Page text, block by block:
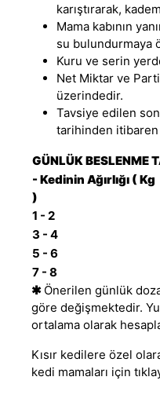
karıştırarak,
Mama kabının
su bulundurmaya
Kuru ve serin
Net Miktar ve Parti
üzerindedir.
Tavsiye edilen
tarihinden itibaren
GÜNLÜK BESLENME
- Kedinin Ağırlığı ( Kg
)
1 - 2
3 - 4
5 - 6
7 - 8
✱ Önerilen günlük
göre değişmektedir.
ortalama olarak
Kısır kedilere özel
kedi mamaları için